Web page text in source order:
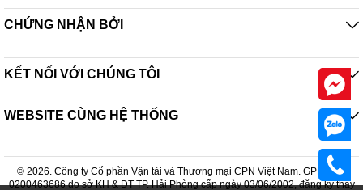
CHỨNG NHẬN BỞI
KẾT NỐI VỚI CHÚNG TÔI
WEBSITE CÙNG HỆ THỐNG
© 2026. Công ty Cổ phần Vận tải và Thương mại CPN Việt Nam. GPDKKD:
0200463686 do sở KH & ĐT TP. Hải Phòng cấp ngày 03/06/2002, đăng ký thay